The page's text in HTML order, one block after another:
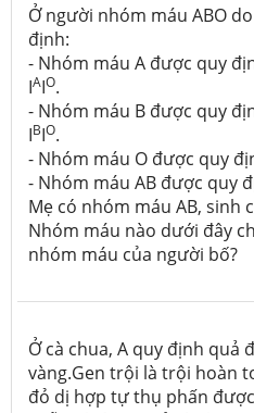
Ở người nhóm máu ABO
định:
- Nhóm máu A được quy
IAIO.
- Nhóm máu B được quy
IBIO.
- Nhóm máu O được quy
- Nhóm máu AB được quy
Mẹ có nhóm máu AB, sinh
Nhóm máu nào dưới đây
nhóm máu của người bố?
Ở cà chua, A quy định quả
vàng.Gen trội là trội hoàn
đỏ dị hợp tự thụ phấn